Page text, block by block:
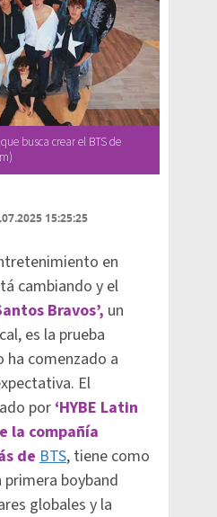
busca crear el BTS de
15:25:25
en
cambiando y el
Bravos’, un
es la prueba
comenzado a
El
por ‘HYBE Latin
la compañía
de BTS, tiene como
boyband
globales y la